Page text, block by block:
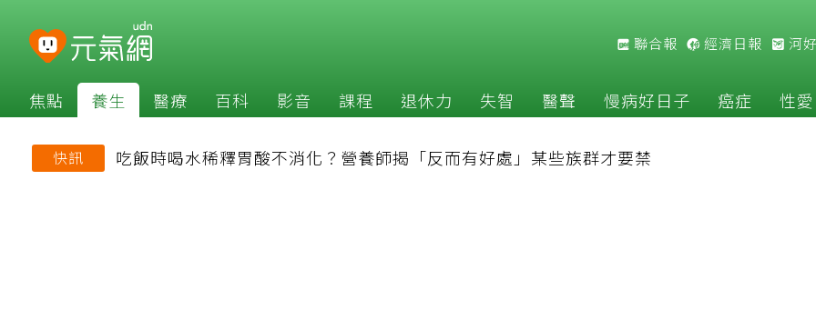
聯合報 經濟日報 河
焦點 養生 醫療 百科 影音 課程 退休力 失智 醫聲 慢病好日子 癌症 性愛
快訊 吃飯時喝水稀釋胃酸不消化？營養師揭「反而有好處」某些族群才要禁